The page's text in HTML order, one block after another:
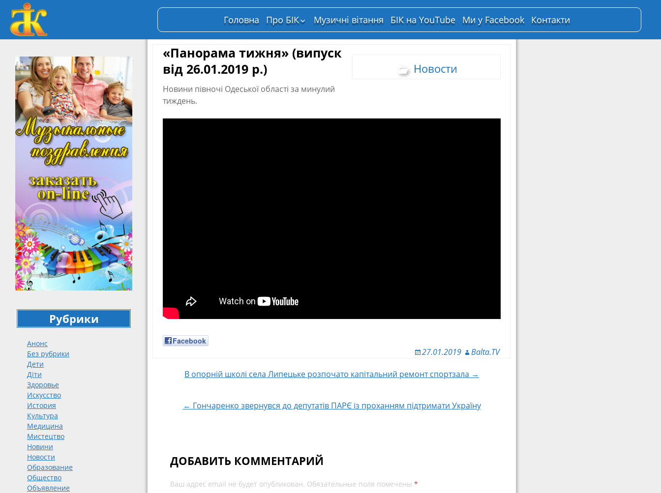
Головна
Про БІК
Структура власності
Музичні вітання БІК на YouTube Ми у Facebook Контакти
Рубрики
Анонс
Без рубрики
Дети
Діти
Здоровье
Искусство
История
Культура
Медицина
Мистецтво
Новини
Новости
Образование
Общество
Объявление
Новости
«Панорама тижня» (випуск
від 26.01.2019 р.)
Новини півночі Одеської області за минулий
тиждень.
Facebook
27.01.2019 Balta.TV
Навигация по записям
В опорній школі села Липецьке розпочато капітальний ремонт спортзала →
← Гончаренко звернувся до депутатів ПАРЄ із проханням підтримати Україну
ДОБАВИТЬ КОММЕНТАРИЙ
Ваш адрес email не будет опубликован. Обязательные поля помечены*